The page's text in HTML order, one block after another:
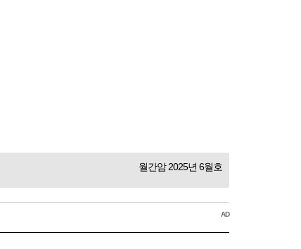
월간암 2025년 6월호
AD